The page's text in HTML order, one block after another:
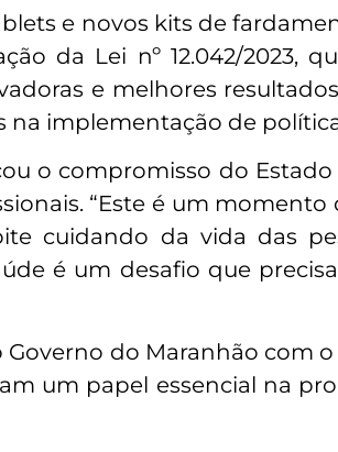
e novos kits de
da Lei nº 12.042/2023,
e melhores
implementação de
o compromisso do
“Este é um
cuidando da vida das
é um desafio que
do Maranhão com
um papel essencial na